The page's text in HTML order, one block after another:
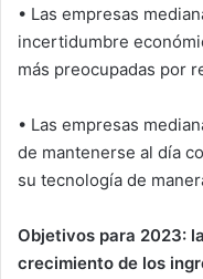
• Las empresas
incertidumbre
más preocupadas por
• Las empresas
de mantenerse al día
su tecnología de
Objetivos para 2023:
crecimiento de los